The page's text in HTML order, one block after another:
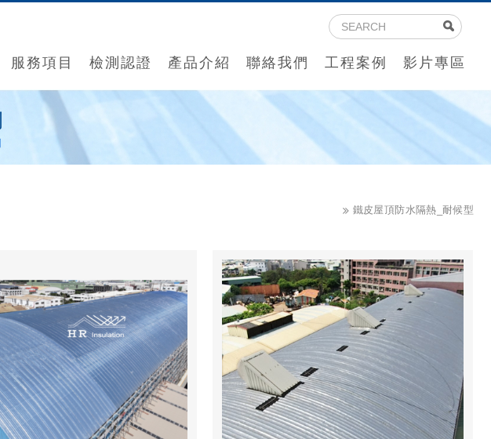
服務項目 檢測認證 產品介紹 聯絡我們 工程案例 影片專區
鐵皮屋頂防水隔熱_耐候型